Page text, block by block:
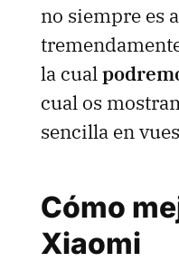
no siempre es
la cual
cual os
sencilla en
Cómo
Xiaomi